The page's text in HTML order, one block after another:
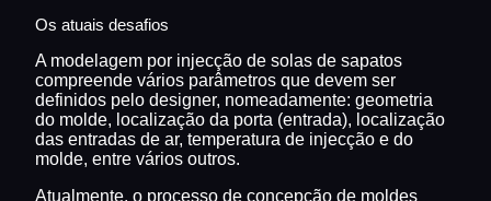
Os atuais desafios
A modelagem por injecção de solas de sapatos
compreende vários parâmetros que devem ser
definidos pelo designer, nomeadamente: geometria
do molde, localização da porta (entrada), localização
das entradas de ar, temperatura de injecção e do
molde, entre vários outros.
Atualmente, o processo de concepção de moldes